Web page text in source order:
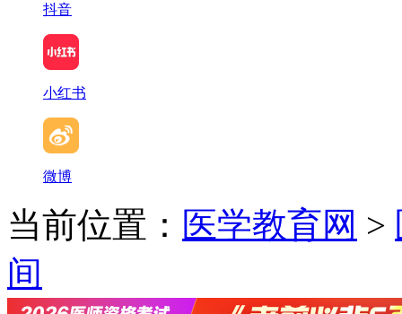
抖音
小红书
微博
当前位置： 医学教育网 >
间